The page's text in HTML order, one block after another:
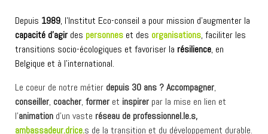
Depuis 1989, l’Institut Eco-conseil a pour mission d’augmenter la
capacité d’agir des personnes et des organisations, faciliter les
transitions socio-écologiques et favoriser la résilience, en
Belgique et à l’international.
Le coeur de notre métier depuis 30 ans ? Accompagner,
conseiller, coacher, former et inspirer par la mise en lien et
l’animation d’un vaste réseau de professionnel.le.s,
ambassadeur.drice.s de la transition et du développement durable.